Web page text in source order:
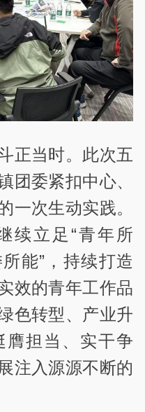
正当时。此次五
团委紧扣中心、
一次生动实践。
续立足“青年所
能”，持续打造
效的青年工作品
色转型、产业升
膺担当、实干争
注入源源不断的